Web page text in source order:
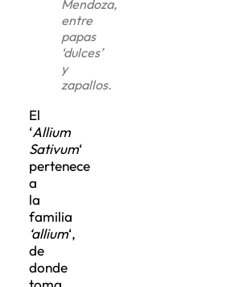
Mendoza,
entre
papas
‘dulces’
y
zapallos.
El
‘Allium
Sativum‘
pertenece
a
la
familia
‘allium‘,
de
donde